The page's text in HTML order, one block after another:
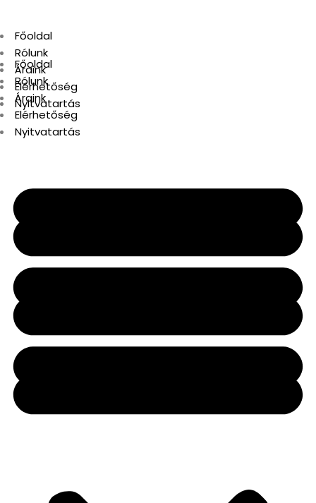
Főoldal
Rólunk
Áraink
Elérhetőség
Nyitvatartás
Főoldal
Rólunk
Áraink
Elérhetőség
Nyitvatartás